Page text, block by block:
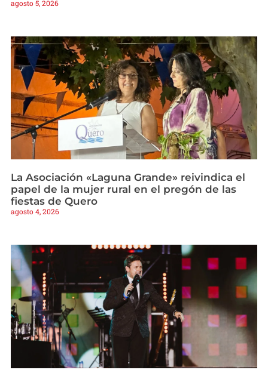
agosto 5, 2026
La Asociación «Laguna Grande» reivindica el
papel de la mujer rural en el pregón de las
fiestas de Quero
agosto 4, 2026